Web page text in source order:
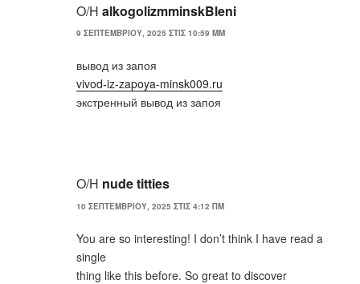
Ο/Η alkogolizmminskBleni
9 ΣΕΠΤΕΜΒΡΊΟΥ, 2025 ΣΤΙΣ 10:59 ΜΜ
вывод из запоя
vivod-iz-zapoya-minsk009.ru
экстренный вывод из запоя
Ο/Η nude titties
10 ΣΕΠΤΕΜΒΡΊΟΥ, 2025 ΣΤΙΣ 4:12 ΠΜ
You are so interesting! I don’t think I have read a
single
thing like this before. So great to discover